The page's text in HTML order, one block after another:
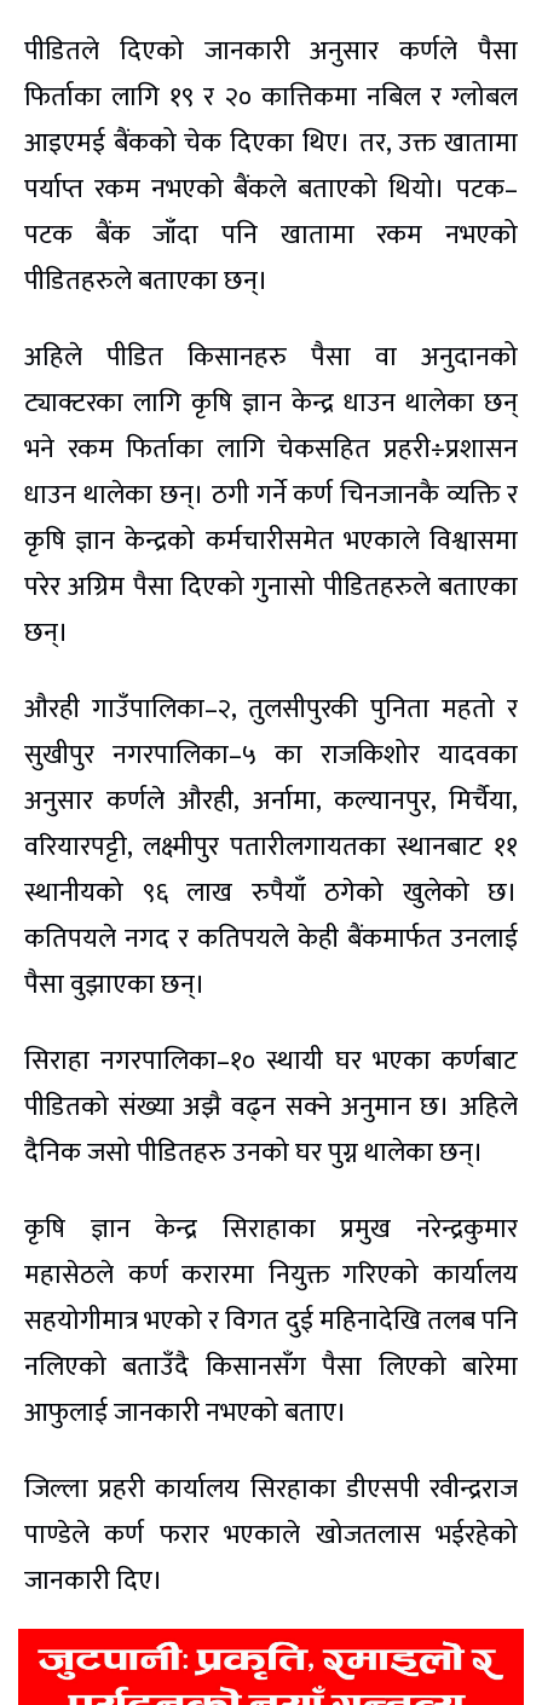
पीडितले दिएको जानकारी अनुसार कर्णले पैसा
फिर्ताका लागि १९ र २० कात्तिकमा नबिल र ग्लोबल
आइएमई बैंकको चेक दिएका थिए। तर, उक्त खातामा
पर्याप्त रकम नभएको बैंकले बताएको थियो। पटक–
पटक बैंक जाँदा पनि खातामा रकम नभएको
पीडितहरुले बताएका छन्।
अहिले पीडित किसानहरु पैसा वा अनुदानको
ट्याक्टरका लागि कृषि ज्ञान केन्द्र धाउन थालेका छन्
भने रकम फिर्ताका लागि चेकसहित प्रहरी÷प्रशासन
धाउन थालेका छन्। ठगी गर्ने कर्ण चिनजानकै व्यक्ति र
कृषि ज्ञान केन्द्रको कर्मचारीसमेत भएकाले विश्वासमा
परेर अग्रिम पैसा दिएको गुनासो पीडितहरुले बताएका
छन्।
औरही गाउँपालिका–२, तुलसीपुरकी पुनिता महतो र
सुखीपुर नगरपालिका–५ का राजकिशोर यादवका
अनुसार कर्णले औरही, अर्नामा, कल्यानपुर, मिर्चैया,
वरियारपट्टी, लक्ष्मीपुर पतारीलगायतका स्थानबाट ११
स्थानीयको ९६ लाख रुपैयाँ ठगेको खुलेको छ।
कतिपयले नगद र कतिपयले केही बैंकमार्फत उनलाई
पैसा वुझाएका छन्।
सिराहा नगरपालिका–१० स्थायी घर भएका कर्णबाट
पीडितको संख्या अझै वढ्न सक्ने अनुमान छ। अहिले
दैनिक जसो पीडितहरु उनको घर पुग्न थालेका छन्।
कृषि ज्ञान केन्द्र सिराहाका प्रमुख नरेन्द्रकुमार
महासेठले कर्ण करारमा नियुक्त गरिएको कार्यालय
सहयोगीमात्र भएको र विगत दुई महिनादेखि तलब पनि
नलिएको बताउँदै किसानसँग पैसा लिएको बारेमा
आफुलाई जानकारी नभएको बताए।
जिल्ला प्रहरी कार्यालय सिरहाका डीएसपी रवीन्द्रराज
पाण्डेले कर्ण फरार भएकाले खोजतलास भईरहेको
जानकारी दिए।